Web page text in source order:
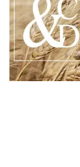
Retrouvez
région en
12 DÉC. 2025